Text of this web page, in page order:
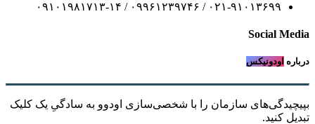
۰۲۱-۹۱۰۱۳۶۹۹ / ۰۹۹۶۱۲۳۹۷۴۶ / ۰۹۱۰۱۹۸۱۷۱۳-۱۴
Social Media
درباره اودونیکس
بپیچیدگی‌های سازمان را با شخصی‌سازی اودوو به سادگیِ یک کلیک
تبدیل کنید.